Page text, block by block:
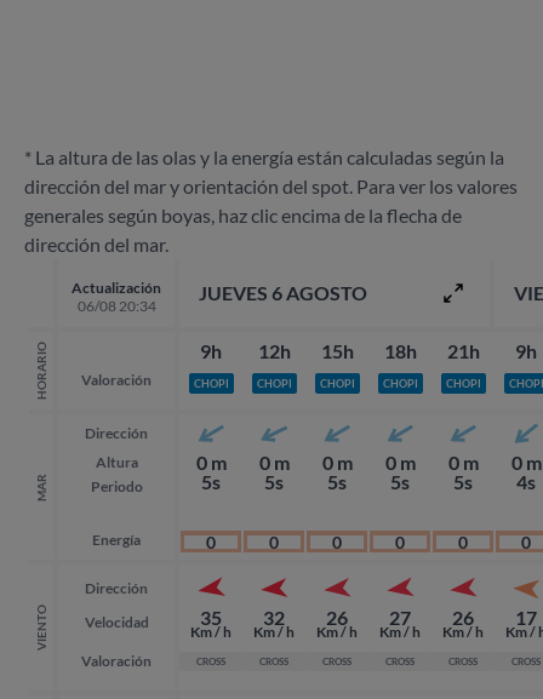
* La altura de las olas y la energía están calculadas según la
dirección del mar y orientación del spot. Para ver los valores
generales según boyas, haz clic encima de la flecha de
dirección del mar.
Actualización
06/08 20:34
HORARIO Valoración
MAR
Dirección
Altura
Periodo
Energía
VIENTO
Dirección
Velocidad
Valoración
JUEVES 6 AGOSTO
9h
CHOPI
0 m
5s
0
35
Km / h
CROSS
12h
CHOPI
0 m
5s
0
32
Km / h
CROSS
15h
CHOPI
0 m
5s
0
26
Km / h
CROSS
18h
CHOPI
0 m
5s
0
27
Km / h
CROSS
21h
CHOPI
0 m
5s
0
26
Km / h
CROSS
9h
CHOPI
0 m
4s
0
17
Km /
CROSS